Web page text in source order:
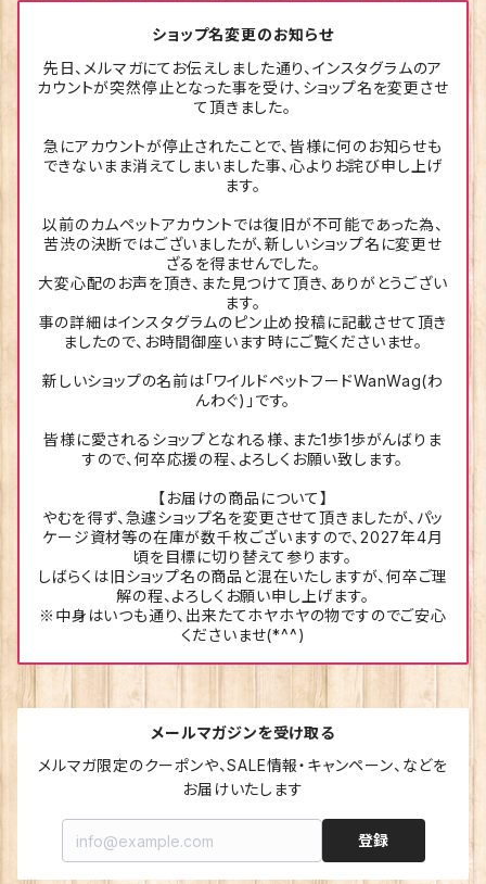
ショップ名変更のお知らせ
先日、メルマガにてお伝えしました通り、インスタグラムのア
カウントが突然停止となった事を受け、ショップ名を変更させ
て頂きました。
急にアカウントが停止されたことで、皆様に何のお知らせも
できないまま消えてしまいました事、心よりお詫び申し上げ
ます。
以前のカムペットアカウントでは復旧が不可能であった為、
苦渋の決断ではございましたが、新しいショップ名に変更せ
ざるを得ませんでした。
大変心配のお声を頂き、また見つけて頂き、ありがとうござい
ます。
事の詳細はインスタグラムのピン止め投稿に記載させて頂き
ましたので、お時間御座います時にご覧くださいませ。
新しいショップの名前は「ワイルドペットフードWanWag(わ
んわぐ)」です。
皆様に愛されるショップとなれる様、また1歩1歩がんばりま
すので、何卒応援の程、よろしくお願い致します。
【お届けの商品について】
やむを得ず、急遽ショップ名を変更させて頂きましたが、パッ
ケージ資材等の在庫が数千枚ございますので、2027年4月
頃を目標に切り替えて参ります。
しばらくは旧ショップ名の商品と混在いたしますが、何卒ご理
解の程、よろしくお願い申し上げます。
※中身はいつも通り、出来たてホヤホヤの物ですのでご安心
くださいませ(*^^)
メールマガジンを受け取る
メルマガ限定のクーポンや、SALE情報・キャンペーン、などを
お届けいたします
登録